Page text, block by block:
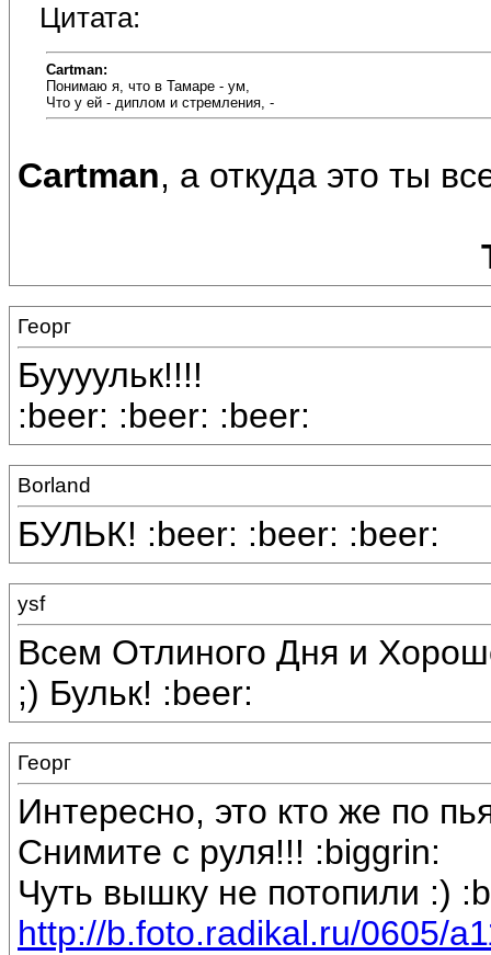
Цитата:
Cartman:
Понимаю я, что в Тамаре - ум,
Что у ей - диплом и стремления, -
Cartman, а откуда это ты
Георг
Буууульк!!!!
:beer: :beer: :beer:
Borland
БУЛЬК! :beer: :beer: :beer:
ysf
Всем Отлиного Дня и
;) Бульк! :beer:
Георг
Интересно, это кто же по
Снимите с руля!!! :biggrin:
Чуть вышку не потопили :)
http://b.foto.radikal.ru/0605/